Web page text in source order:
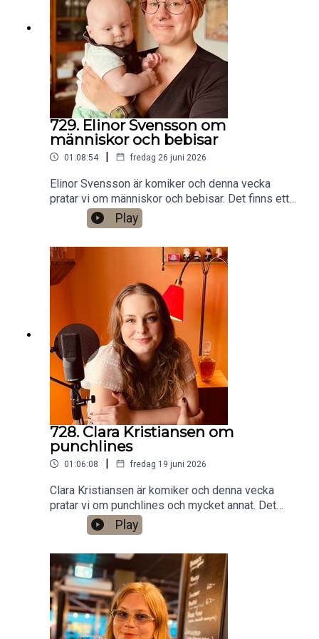
VHS SF
Anytime!https://www.gardenfors.comSwish:
0760724728X: @gardenforsInstagram:
@gardenfors
729. Elinor Svensson om
människor och bebisar
01:08:54 | fredag 26 juni 2026
Elinor Svensson är komiker och denna vecka
pratar vi om människor och bebisar. Det finns ett
bonusavsnitt på 34 minuter för dig som donerar
valfri summa till den här podden på Patreon:
https://www.patreon.com/arkivsamtalFestar! Ny
turné med Simon Gärdenfors och Anton
Magnusson 2026.Jag har andra standupgig i bl.a.
Stockholm. Min film Serietecknaren finns nu på
Anytime!https://www.gardenfors.comSwish:
0760724728X: @gardenforsInstagram:
@gardenfors
Play
728. Clara Kristiansen om
punchlines
01:06:08 | fredag 19 juni 2026
Clara Kristiansen är komiker och denna vecka
pratar vi om punchlines och mycket annat. Det
finns ett bonusavsnitt på 39 minuter för dig som
donerar valfri summa till den här podden på
Patreon:
https://www.patreon.com/arkivsamtalFestar! Ny
turné med Simon Gärdenfors och Anton
Magnusson 2026.Jag har andra standupgig i bl.a.
Stockholm. Min film Serietecknaren finns nu på
VHS SF
Play